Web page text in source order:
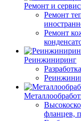
Ремонт и
Ремонт
Ремонт
Реинжиниринг
фланцев,